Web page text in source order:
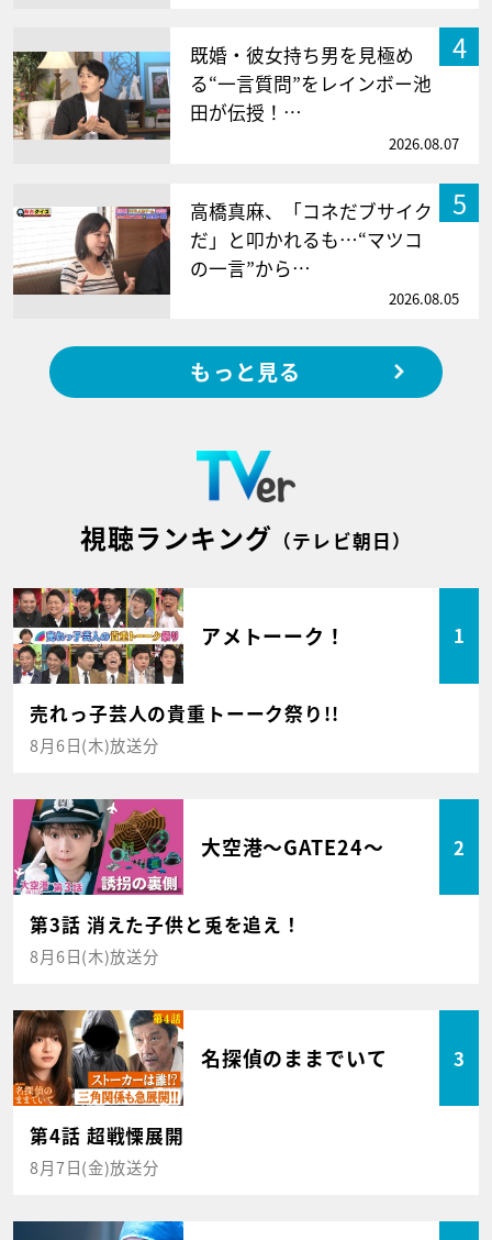
4
既婚・彼女持ち男を見極め
る“一言質問”をレインボー池
田が伝授！…
2026.08.07
5
高橋真麻、「コネだブサイク
だ」と叩かれるも…“マツコ
の一言”から…
2026.08.05
もっと見る
視聴ランキング （テレビ朝日）
アメトーーク！ 1
売れっ子芸人の貴重トーーク祭り!!
8月6日(木)放送分
大空港～GATE24～ 2
第3話 消えた子供と兎を追え！
8月6日(木)放送分
名探偵のままでいて 3
第4話 超戦慄展開
8月7日(金)放送分